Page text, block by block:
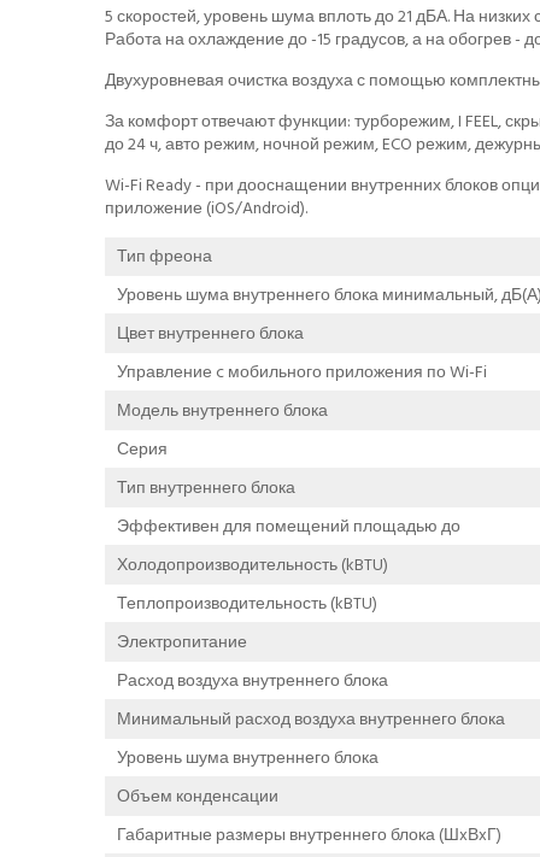
5 скоростей, уровень шума вплоть до 21 дБА. На
Работа на охлаждение до -15 градусов, а на обогрев -
Двухуровневая очистка воздуха с помощью
За комфорт отвечают функции: турборежим, I FEEL,
до 24 ч, авто режим, ночной режим, ECO режим,
Wi-Fi Ready - при дооснащении внутренних блоков
приложение (iOS/Android).
Тип фреона
Уровень шума внутреннего блока минимальный, дБ(А)
Цвет внутреннего блока
Управление c мобильного приложения по Wi-Fi
Модель внутреннего блока
Серия
Тип внутреннего блока
Эффективен для помещений площадью до
Холодопроизводительность (kBTU)
Теплопроизводительность (kBTU)
Электропитание
Расход воздуха внутреннего блока
Минимальный расход воздуха внутреннего блока
Уровень шума внутреннего блока
Объем конденсации
Габаритные размеры внутреннего блока (ШxВxГ)